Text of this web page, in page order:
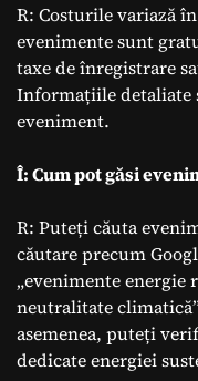
R: Costurile variază
evenimente sunt
taxe de înregistrare
Informațiile detaliate
eveniment.
Î: Cum pot găsi
R: Puteți căuta
căutare precum
„evenimente energie
neutralitate
asemenea, puteți
dedicate energiei